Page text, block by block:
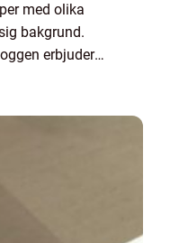
med olika
bakgrund.
erbjuder